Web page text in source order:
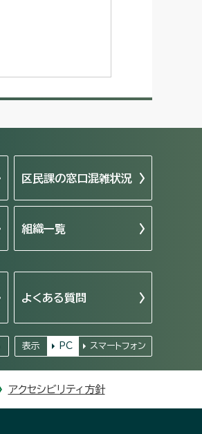
区民課の窓口混雑状況
組織一覧
よくある質問
表示 PC スマートフォン
アクセシビリティ方針